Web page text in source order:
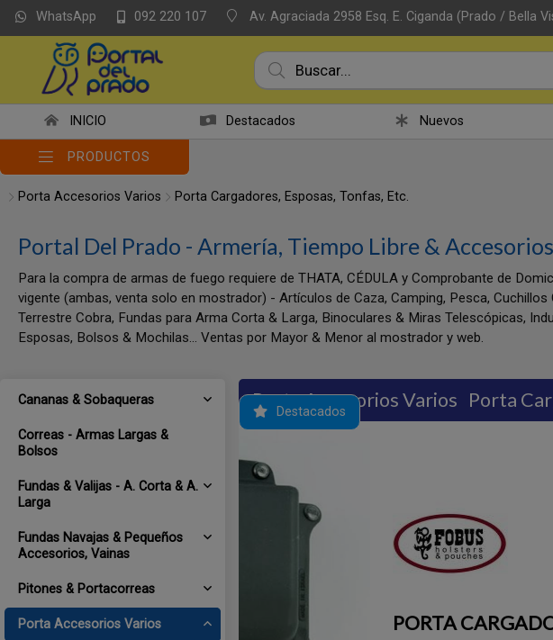
WhatsApp 092 220 107 Av. Agraciada 2958 Esq. E. Ciganda (Prado / Bella
INICIO Destacados Nuevos
PRODUCTOS
Porta Accesorios Varios Porta Cargadores, Esposas, Tonfas, Etc.
Portal Del Prado - Armería, Tiempo Libre & Accesorios
Para la compra de armas de fuego requiere de THATA, CÉDULA y Comprobante de
vigente (ambas, venta solo en mostrador) - Artículos de Caza, Camping, Pesca,
Terrestre Cobra, Fundas para Arma Corta & Larga, Binoculares & Miras Telescópicas,
Esposas, Bolsos & Mochilas... Ventas por Mayor & Menor al mostrador y web.
Cananas & Sobaqueras
Correas - Armas Largas &
Bolsos
Fundas & Valijas - A. Corta & A.
Larga
Fundas Navajas & Pequeños
Accesorios, Vainas
Pitones & Portacorreas
Porta Accesorios Varios
Porta Accesorios Varios Porta
Destacados